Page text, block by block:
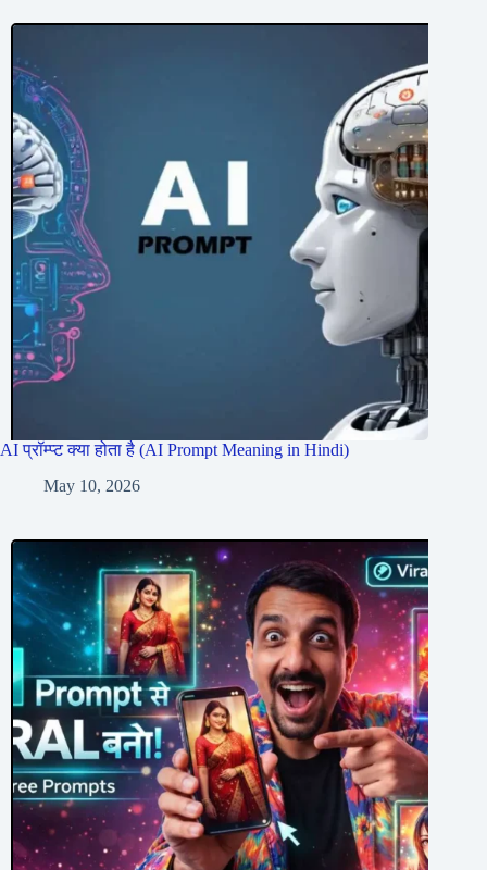
AI प्रॉम्प्ट क्या होता है (AI Prompt Meaning in Hindi)
May 10, 2026